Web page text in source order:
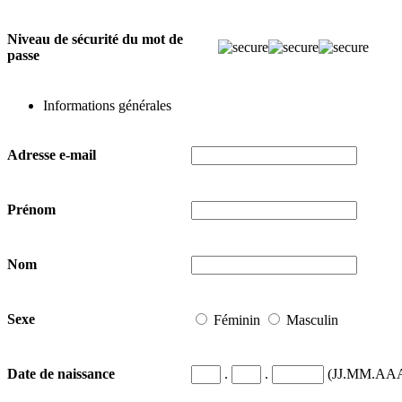
Niveau de sécurité du mot de
passe
Informations générales
Adresse e-mail
Prénom
Nom
Sexe Féminin Masculin
Date de naissance . .